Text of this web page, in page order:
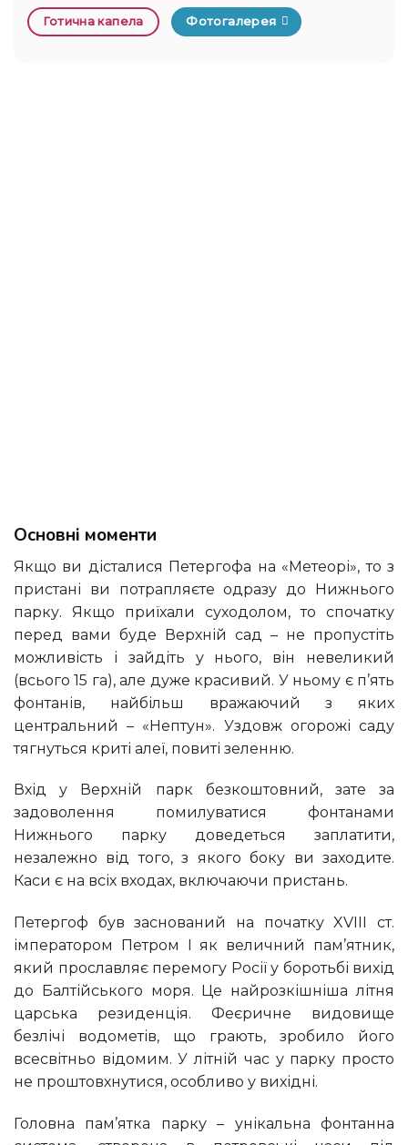
Готична капела Фотогалерея
Основні моменти
Якщо ви дісталися Петергофа на «Метеорі», то з
пристані ви потрапляєте одразу до Нижнього
парку. Якщо приїхали суходолом, то спочатку
перед вами буде Верхній сад – не пропустіть
можливість і зайдіть у нього, він невеликий
(всього 15 га), але дуже красивий. У ньому є п’ять
фонтанів, найбільш вражаючий з яких
центральний – «Нептун». Уздовж огорожі саду
тягнуться криті алеї, повиті зеленню.
Вхід у Верхній парк безкоштовний, зате за
задоволення помилуватися фонтанами
Нижнього парку доведеться заплатити,
незалежно від того, з якого боку ви заходите.
Каси є на всіх входах, включаючи пристань.
Петергоф був заснований на початку XVIII ст.
імператором Петром I як величний пам’ятник,
який прославляє перемогу Росії у боротьбі вихід
до Балтійського моря. Це найрозкішніша літня
царська резиденція. Феєричне видовище
безлічі водометів, що грають, зробило його
всесвітньо відомим. У літній час у парку просто
не проштовхнутися, особливо у вихідні.
Головна пам’ятка парку – унікальна фонтанна